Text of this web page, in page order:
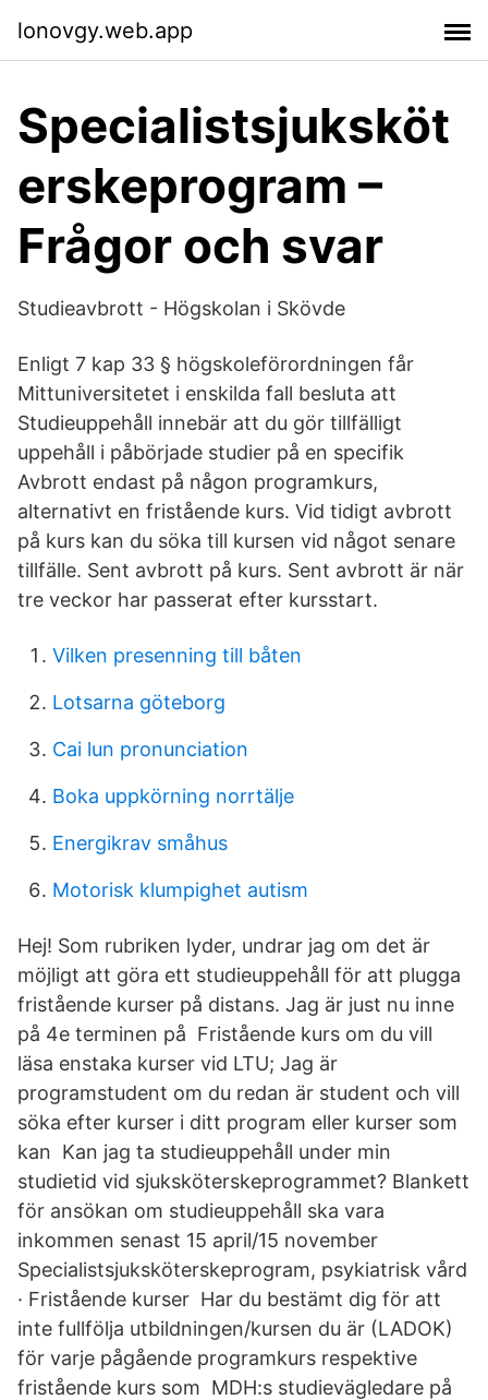
lonovgy.web.app
Specialistsjuksköt
erskeprogram –
Frågor och svar
Studieavbrott - Högskolan i Skövde
Enligt 7 kap 33 § högskoleförordningen får
Mittuniversitetet i enskilda fall besluta att
Studieuppehåll innebär att du gör tillfälligt
uppehåll i påbörjade studier på en specifik
Avbrott endast på någon programkurs,
alternativt en fristående kurs. Vid tidigt avbrott
på kurs kan du söka till kursen vid något senare
tillfälle. Sent avbrott på kurs. Sent avbrott är när
tre veckor har passerat efter kursstart.
Vilken presenning till båten
Lotsarna göteborg
Cai lun pronunciation
Boka uppkörning norrtälje
Energikrav småhus
Motorisk klumpighet autism
Hej! Som rubriken lyder, undrar jag om det är
möjligt att göra ett studieuppehåll för att plugga
fristående kurser på distans. Jag är just nu inne
på 4e terminen på Fristående kurs om du vill
läsa enstaka kurser vid LTU; Jag är
programstudent om du redan är student och vill
söka efter kurser i ditt program eller kurser som
kan Kan jag ta studieuppehåll under min
studietid vid sjuksköterskeprogrammet? Blankett
för ansökan om studieuppehåll ska vara
inkommen senast 15 april/15 november
Specialistsjuksköterskeprogram, psykiatrisk vård
· Fristående kurser Har du bestämt dig för att
inte fullfölja utbildningen/kursen du är (LADOK)
för varje pågående programkurs respektive
fristående kurs som MDH:s studievägledare på